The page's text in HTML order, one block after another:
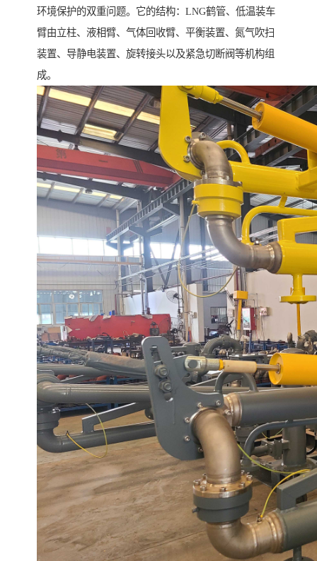
环境保护的双重问题。它的结构：LNG鹤管、低温装车
臂由立柱、液相臂、气体回收臂、平衡装置、氮气吹扫
装置、导静电装置、旋转接头以及紧急切断阀等机构组
成。